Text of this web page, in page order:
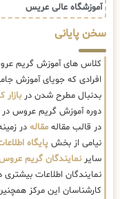
آموزشگاه عالی عریس
سخن پایانی
کلاس های آموزش گریم
افرادی که جویای آموزش
بدنبال مطرح شدن در
دوره آموزش گریم عروس در
در قالب مقاله مقاله در
نیامی از بخش پایگاه
سایرنمایندگان گریم
نمایندگان اطلاعات